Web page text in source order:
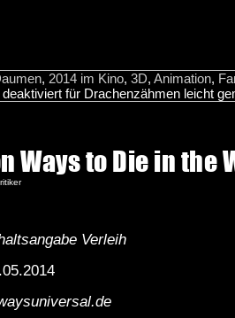
, 2014 im Kino, 3D, Animation,
für Drachenzähmen leicht
Ways to Die in the
Verleih